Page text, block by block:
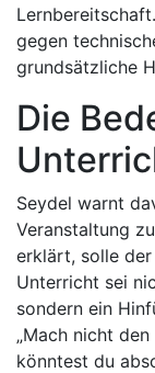
gegen
grundsätzliche
Die
Seydel warnt
Veranstaltung
erklärt, solle
Unterricht sei
sondern ein
„Mach nicht
könntest du